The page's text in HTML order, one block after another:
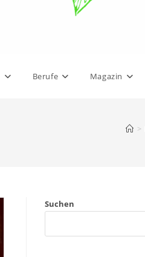
Berufe Magazin
>
Suchen